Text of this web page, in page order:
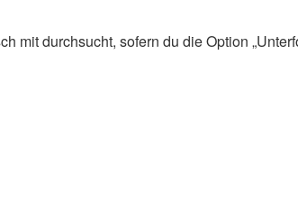
durchsucht, sofern du die Option